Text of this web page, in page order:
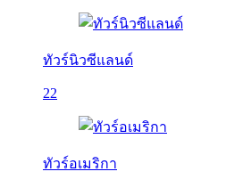
ทัวร์นิวซีแลนด์
22
ทัวร์อเมริกา